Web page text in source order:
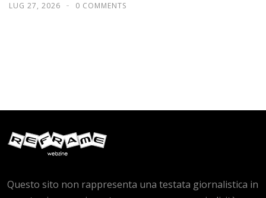
LUG 27, 2026 0 COMMENTS
Questo sito non rappresenta una testata giornalistica in